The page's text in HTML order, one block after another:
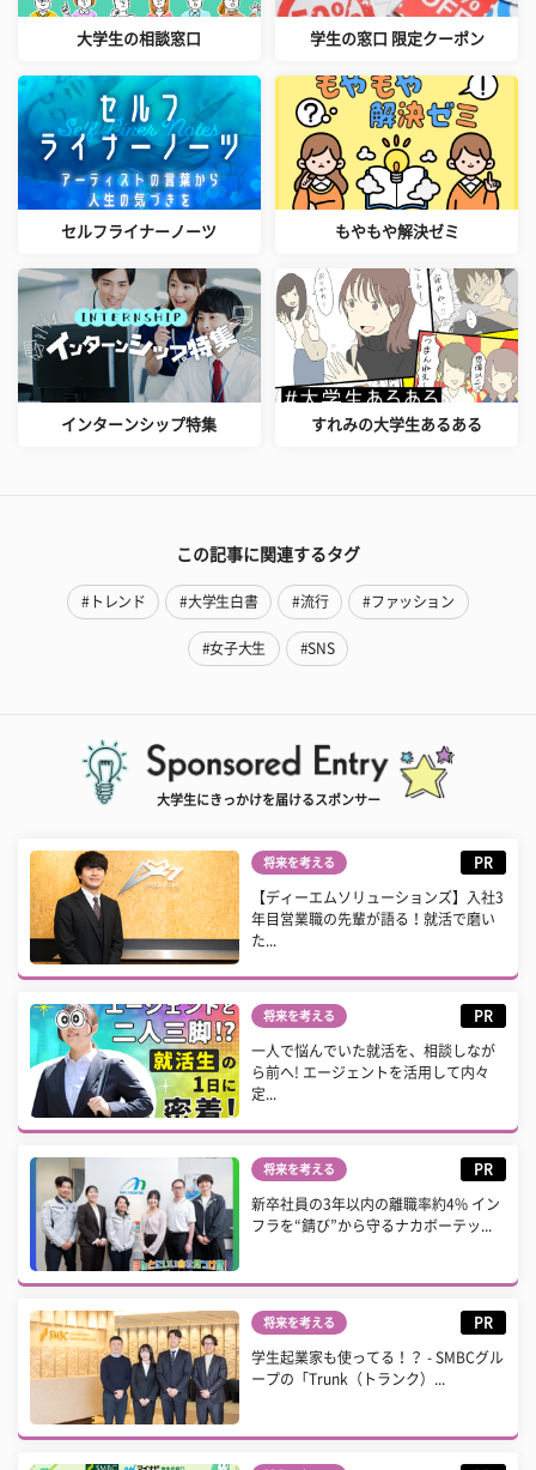
大学生の相談窓口 学生の窓口 限定クーポン
セルフライナーノーツ もやもや解決ゼミ
インターンシップ特集 すれみの大学生あるある
この記事に関連するタグ
#トレンド #大学生白書 #流行 #ファッション
#女子大生 #SNS
大学生にきっかけを届けるスポンサー
将来を考える PR
【ディーエムソリューションズ】入社3
年目営業職の先輩が語る！就活で磨い
た...
将来を考える PR
一人で悩んでいた就活を、相談しなが
ら前へ! エージェントを活用して内々
定...
将来を考える PR
新卒社員の3年以内の離職率約4% イン
フラを“錆び”から守るナカボーテッ...
将来を考える PR
学生起業家も使ってる！？ - SMBCグル
ープの「Trunk（トランク）...